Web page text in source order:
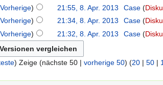
Vorherige 21:55, 8. Apr. 2013 Case
Vorherige 21:34, 8. Apr. 2013 Case
Vorherige 21:32, 8. Apr. 2013 Case
) Zeige (nächste 50 | vorherige 50) (20 | 50 |